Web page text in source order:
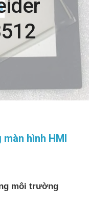
hình HMI
môi trường